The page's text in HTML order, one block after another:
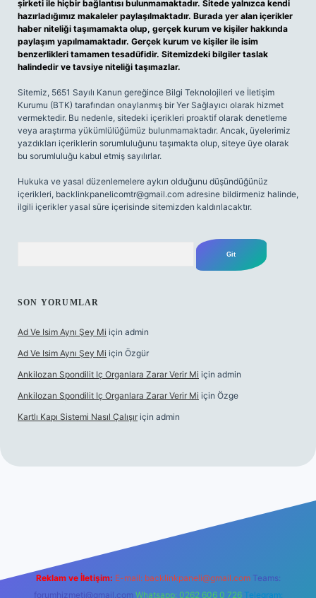
şirketi ile hiçbir bağlantısı bulunmamaktadır. Sitede yalnızca kendi
hazırladığımız makaleler paylaşılmaktadır. Burada yer alan içerikler
haber niteliği taşımamakta olup, gerçek kurum ve kişiler hakkında
paylaşım yapılmamaktadır. Gerçek kurum ve kişiler ile isim
benzerlikleri tamamen tesadüfidir. Sitemizdeki bilgiler taslak
halindedir ve tavsiye niteliği taşımazlar.
Sitemiz, 5651 Sayılı Kanun gereğince Bilgi Teknolojileri ve İletişim
Kurumu (BTK) tarafından onaylanmış bir Yer Sağlayıcı olarak hizmet
vermektedir. Bu nedenle, sitedeki içerikleri proaktif olarak denetleme
veya araştırma yükümlülüğümüz bulunmamaktadır. Ancak, üyelerimiz
yazdıkları içeriklerin sorumluluğunu taşımakta olup, siteye üye olarak
bu sorumluluğu kabul etmiş sayılırlar.
Hukuka ve yasal düzenlemelere aykırı olduğunu düşündüğünüz
içerikleri, backlinkpanelicomtr@gmail.com adresine bildirmeniz halinde,
ilgili içerikler yasal süre içerisinde sitemizden kaldırılacaktır.
SON YORUMLAR
Ad Ve Isim Aynı Şey Mi için admin
Ad Ve Isim Aynı Şey Mi için Özgür
Ankilozan Spondilit Iç Organlara Zarar Verir Mi için admin
Ankilozan Spondilit Iç Organlara Zarar Verir Mi için Özge
Kartlı Kapı Sistemi Nasıl Çalışır için admin
Reklam ve İletişim: E-mail: backlinkpaneli@gmail.com Teams:
forumhizmeti@gmail.com Whatsapp: 0262 606 0 726 Telegram: